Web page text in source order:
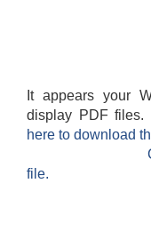
It appears your
display PDF files.
here to download
file.